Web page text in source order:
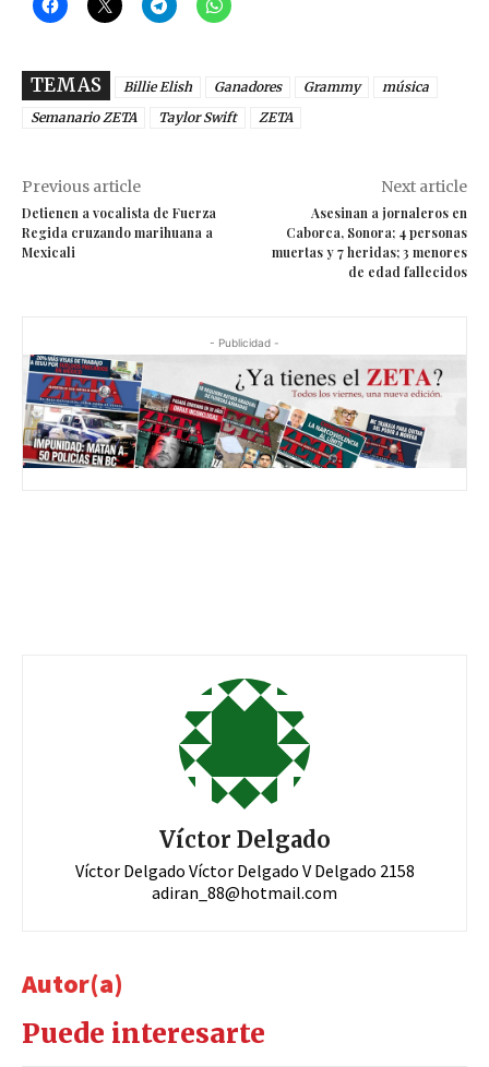
TEMAS Billie Elish Ganadores Grammy
música
Semanario ZETA
Taylor Swift ZETA
Previous article
Detienen a vocalista de Fuerza
Regida cruzando marihuana a
Mexicali
Next article
Asesinan a jornaleros en
Caborca, Sonora; 4 personas
muertas y 7 heridas; 3 menores
de edad fallecidos
- Publicidad -
Víctor Delgado
Víctor Delgado Víctor Delgado V Delgado 2158
adiran_88@hotmail.com
Autor(a)
Puede interesarte